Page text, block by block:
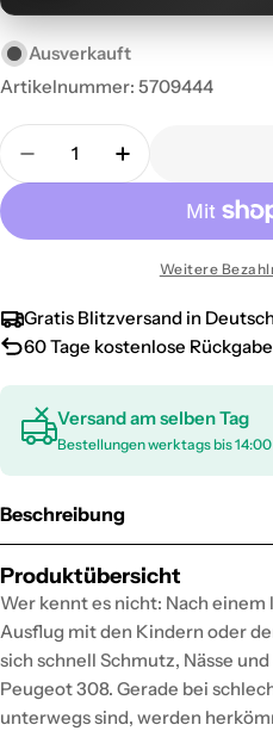
Ausverkauft
Artikelnummer: 5709444
Menge
Menge für OMAC
Menge für
Weitere
Gratis Blitzversand in
60 Tage kostenlose Rückgabe
Versand am selben Tag
Bestellungen werktags bis
Beschreibung
Produktübersicht
Wer kennt es nicht: Nach
Ausflug mit den Kindern oder
sich schnell Schmutz, Nässe
Peugeot 308. Gerade bei
unterwegs sind, werden